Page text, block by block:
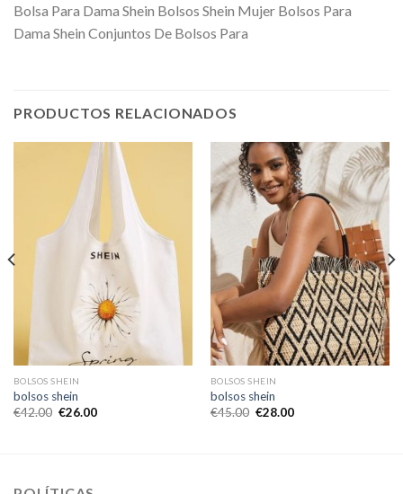
Bolsa Para Dama Shein Bolsos Shein Mujer Bolsos Para
Dama Shein Conjuntos De Bolsos Para
PRODUCTOS RELACIONADOS
BOLSOS SHEIN
bolsos shein
€42.00 €26.00
BOLSOS SHEIN
bolsos shein
€45.00 €28.00